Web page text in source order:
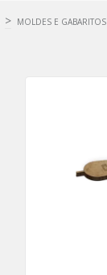
> MOLDES E GABARITOS